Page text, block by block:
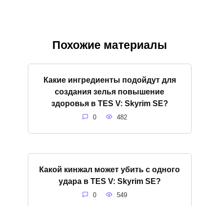
Похожие материалы
Какие ингредиенты подойдут для
создания зелья повышение
здоровья в TES V: Skyrim SE?
0 482
Какой кинжал может убить с одного
удара в TES V: Skyrim SE?
0 549